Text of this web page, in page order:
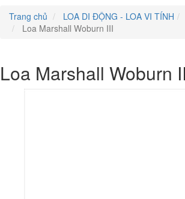
Trang chủ
LOA DI ĐỘNG - LOA VI TÍNH
Loa Marshall Woburn III
Loa Marshall Woburn